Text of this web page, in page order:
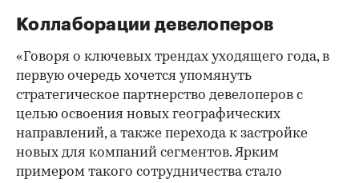
Коллаборации девелоперов
«Говоря о ключевых трендах уходящего года, в
первую очередь хочется упомянуть
стратегическое партнерство девелоперов с
целью освоения новых географических
направлений, а также перехода к застройке
новых для компаний сегментов. Ярким
примером такого сотрудничества стало